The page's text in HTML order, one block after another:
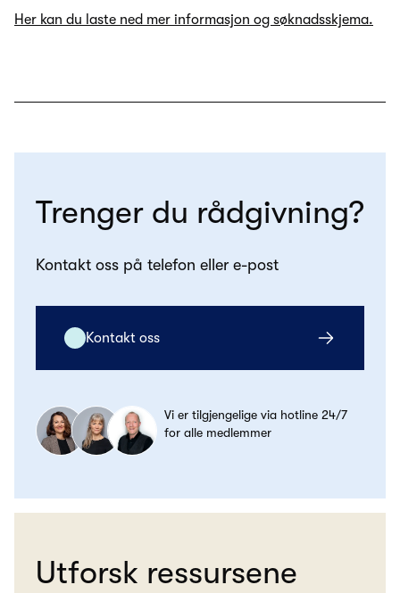
Her kan du laste ned mer informasjon og søknadsskjema.
Trenger du rådgivning?
Kontakt oss på telefon eller e-post
Kontakt oss
Vi er tilgjengelige via hotline 24/7
for alle medlemmer
Utforsk ressursene